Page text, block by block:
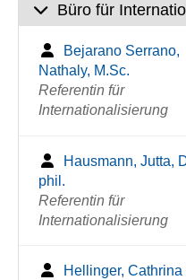
Büro für
Bejarano Serrano,
Nathaly, M.Sc.
Referentin für
Internationalisierung
Hausmann, Jutta,
phil.
Referentin für
Internationalisierung
Hellinger, Cathrina